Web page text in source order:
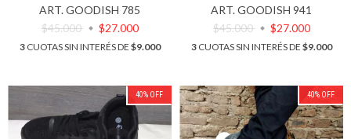
ART. GOODISH 785
$45.000
$27.000
3CUOTAS SIN INTERÉS DE $9.000
ART. GOODISH 941
$45.000
$27.000
3CUOTAS SIN INTERÉS DE $9.000
40% OFF 40% OFF